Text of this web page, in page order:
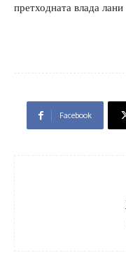
претходната влада
Facebook